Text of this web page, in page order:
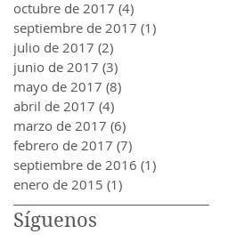
octubre de 2017 (4)
septiembre de 2017 (1)
julio de 2017 (2)
junio de 2017 (3)
mayo de 2017 (8)
abril de 2017 (4)
marzo de 2017 (6)
febrero de 2017 (7)
septiembre de 2016 (1)
enero de 2015 (1)
Síguenos